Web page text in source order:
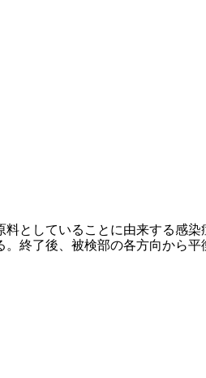
としていることに由来する感
終了後、被検部の各方向から